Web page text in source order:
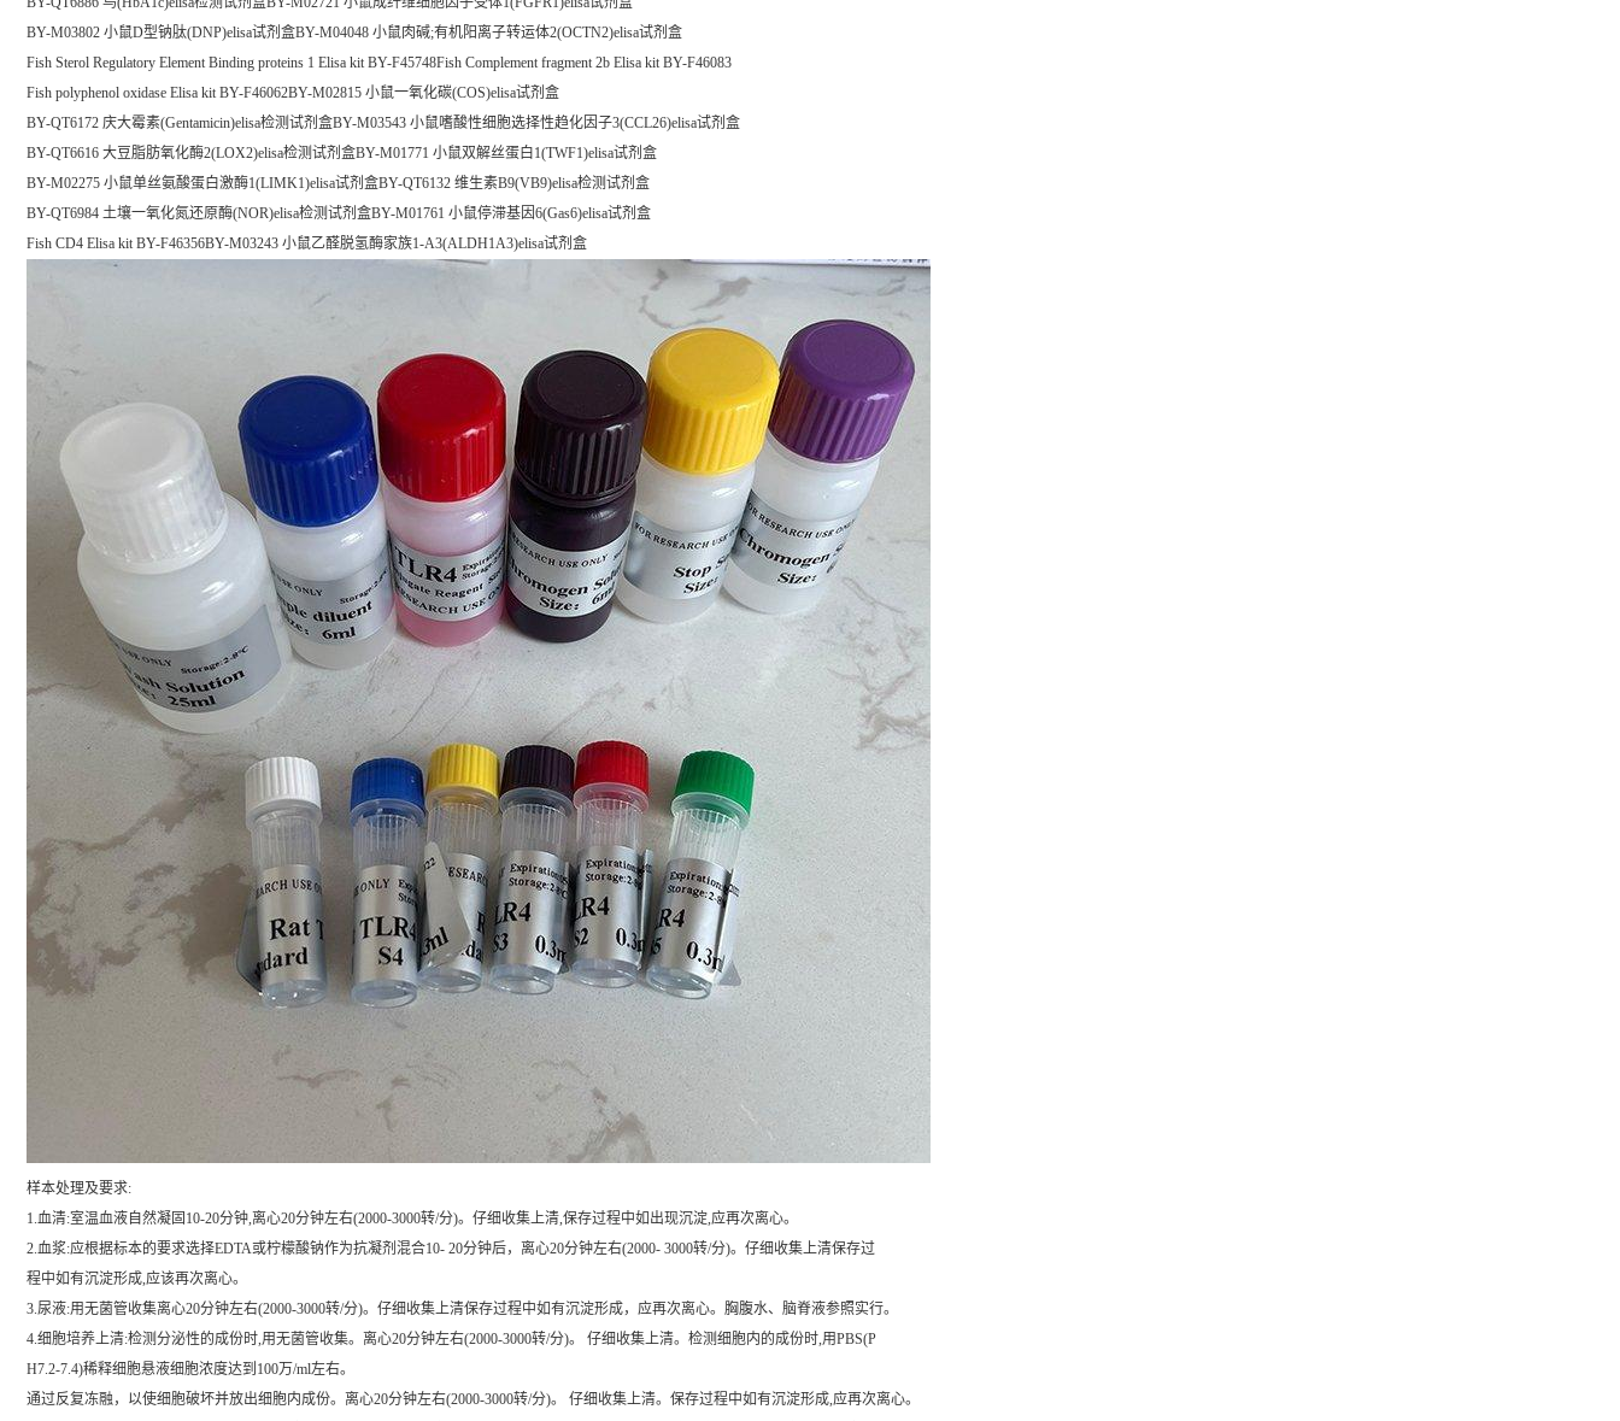
BY-M03802 小鼠D型钠肽(DNP)elisa试剂盒BY-M04048 小鼠肉碱;有机阳离子转运体2(OCTN2)elisa试剂盒
Fish Sterol Regulatory Element Binding proteins 1 Elisa kit BY-F45748Fish Complement fragment 2b Elisa kit BY-F46083
Fish polyphenol oxidase Elisa kit BY-F46062BY-M02815 小鼠一氧化碳(COS)elisa试剂盒
BY-QT6172 庆大霉素(Gentamicin)elisa检测试剂盒BY-M03543 小鼠嗜酸性细胞选择性趋化因子3(CCL26)elisa试剂盒
BY-QT6616 大豆脂肪氧化酶2(LOX2)elisa检测试剂盒BY-M01771 小鼠双解丝蛋白1(TWF1)elisa试剂盒
BY-M02275 小鼠单丝氨酸蛋白激酶1(LIMK1)elisa试剂盒BY-QT6132 维生素B9(VB9)elisa检测试剂盒
BY-QT6984 土壤一氧化氮还原酶(NOR)elisa检测试剂盒BY-M01761 小鼠停滞基因6(Gas6)elisa试剂盒
Fish CD4 Elisa kit BY-F46356BY-M03243 小鼠乙醛脱氢酶家族1-A3(ALDH1A3)elisa试剂盒
样本处理及要求:
1.血清:室温血液自然凝固10-20分钟,离心20分钟左右(2000-3000转/分)。仔细收集上清,保存过程中如出现沉淀,应再次离心。
2.血浆:应根据标本的要求选择EDTA或柠檬酸钠作为抗凝剂混合10- 20分钟后，离心20分钟左右(2000- 3000转/分)。仔细收集上清保存过
程中如有沉淀形成,应该再次离心。
3.尿液:用无菌管收集离心20分钟左右(2000-3000转/分)。仔细收集上清保存过程中如有沉淀形成，应再次离心。胸腹水、脑脊液参照实行。
4.细胞培养上清:检测分泌性的成份时,用无菌管收集。离心20分钟左右(2000-3000转/分)。 仔细收集上清。检测细胞内的成份时,用PBS(P
H7.2-7.4)稀释细胞悬液细胞浓度达到100万/ml左右。
通过反复冻融，以使细胞破坏并放出细胞内成份。离心20分钟左右(2000-3000转/分)。 仔细收集上清。保存过程中如有沉淀形成,应再次离心。